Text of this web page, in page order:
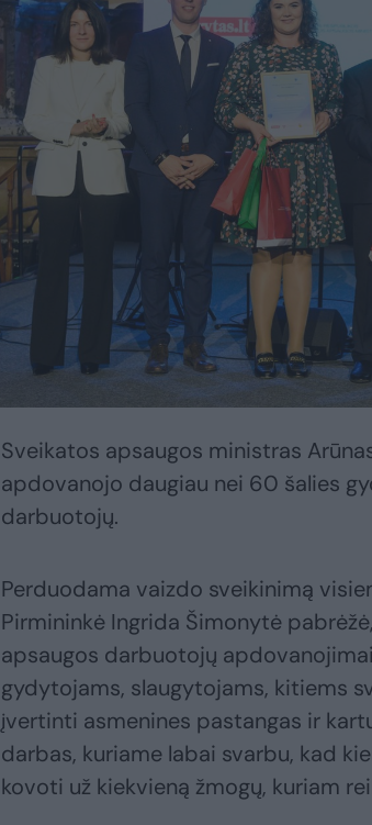
Sveikatos apsaugos ministras
apdovanojo daugiau nei 60 šalies
darbuotojų.
Perduodama vaizdo sveikinimą
Pirmininkė Ingrida Šimonytė
apsaugos darbuotojų
gydytojams, slaugytojams, kitiems
įvertinti asmenines pastangas ir
darbas, kuriame labai svarbu, kad
kovoti už kiekvieną žmogų, kuriam